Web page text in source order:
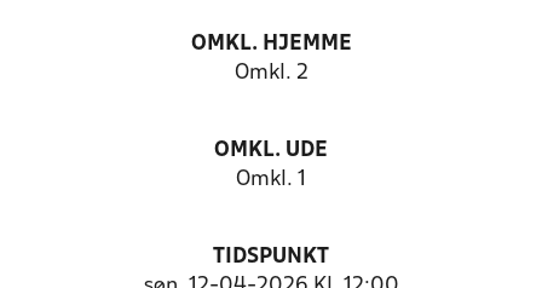
OMKL. HJEMME
Omkl. 2
OMKL. UDE
Omkl. 1
TIDSPUNKT